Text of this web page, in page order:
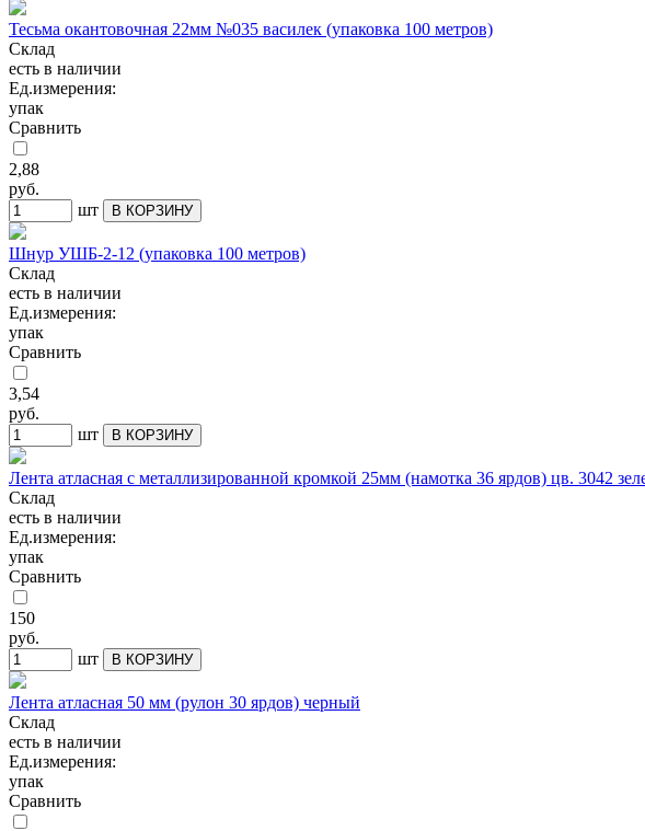
Тесьма окантовочная 22мм №035 василек (упаковка 100 метров)
Склад
есть в наличии
Ед.измерения:
упак
Сравнить
2,88
руб.
шт
В КОРЗИНУ
Шнур УШБ-2-12 (упаковка 100 метров)
Склад
есть в наличии
Ед.измерения:
упак
Сравнить
3,54
руб.
шт
В КОРЗИНУ
Лента атласная с металлизированной кромкой 25мм (намотка 36 ярдов) цв. 3042
Склад
есть в наличии
Ед.измерения:
упак
Сравнить
150
руб.
шт
В КОРЗИНУ
Лента атласная 50 мм (рулон 30 ярдов) черный
Склад
есть в наличии
Ед.измерения:
упак
Сравнить